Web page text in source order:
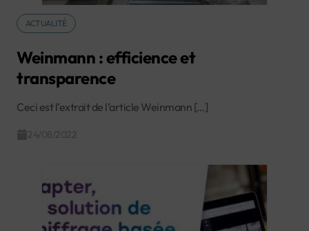
ACTUALITÉ
Weinmann : efficience et
transparence
Ceci est l’extrait de l’article Weinmann […]